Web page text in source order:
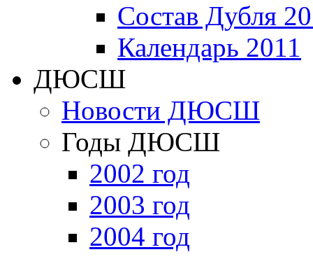
Состав Дубля
Календарь 2011
ДЮСШ
Новости ДЮСШ
Годы ДЮСШ
2002 год
2003 год
2004 год